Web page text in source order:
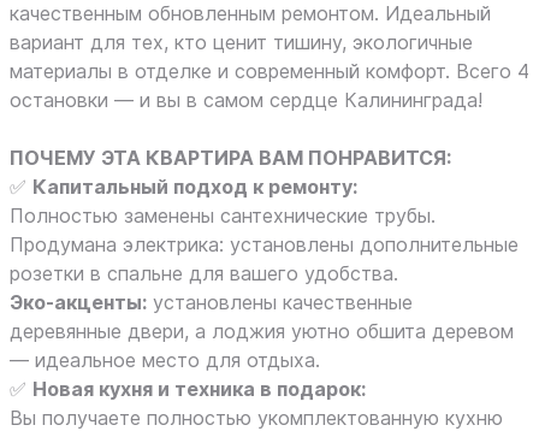
качественным обновленным ремонтом. Идеальный
вариант для тех, кто ценит тишину, экологичные
материалы в отделке и современный комфорт. Всего 4
остановки — и вы в самом сердце Калининграда!
ПОЧЕМУ ЭТА КВАРТИРА ВАМ ПОНРАВИТСЯ:
✅ Капитальный подход к ремонту:
Полностью заменены сантехнические трубы.
Продумана электрика: установлены дополнительные
розетки в спальне для вашего удобства.
Эко-акценты: установлены качественные
деревянные двери, а лоджия уютно обшита деревом
— идеальное место для отдыха.
✅ Новая кухня и техника в подарок:
Вы получаете полностью укомплектованную кухню